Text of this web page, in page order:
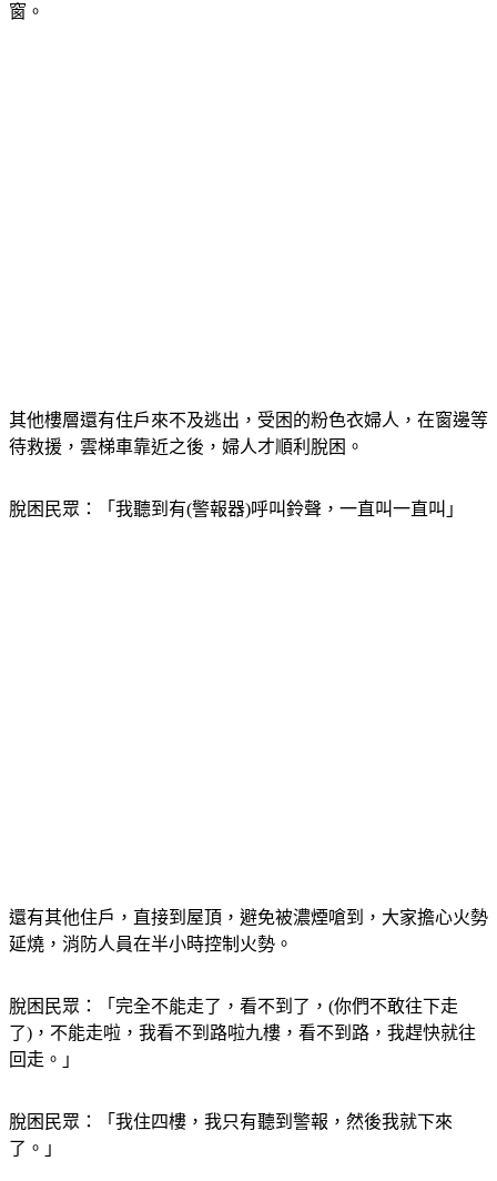
窗。
其他樓層還有住戶來不及逃出，受困的粉色衣婦人，在窗邊等
待救援，雲梯車靠近之後，婦人才順利脫困。
脫困民眾：「我聽到有(警報器)呼叫鈴聲，一直叫一直叫」
還有其他住戶，直接到屋頂，避免被濃煙嗆到，大家擔心火勢
延燒，消防人員在半小時控制火勢。
脫困民眾：「完全不能走了，看不到了，(你們不敢往下走
了)，不能走啦，我看不到路啦九樓，看不到路，我趕快就往
回走。」
脫困民眾：「我住四樓，我只有聽到警報，然後我就下來
了。」